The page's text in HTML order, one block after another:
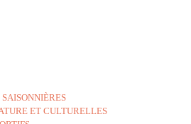
ET CULTURELLES